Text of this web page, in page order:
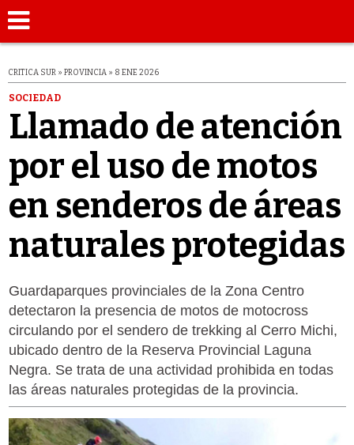
CRITICA SUR » PROVINCIA » 8 ENE 2026
SOCIEDAD
Llamado de atención
por el uso de motos
en senderos de áreas
naturales protegidas
Guardaparques provinciales de la Zona Centro
detectaron la presencia de motos de motocross
circulando por el sendero de trekking al Cerro Michi,
ubicado dentro de la Reserva Provincial Laguna
Negra. Se trata de una actividad prohibida en todas
las áreas naturales protegidas de la provincia.